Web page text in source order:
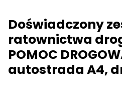
Doświadczony
ratownictwa
POMOC
autostrada A4,